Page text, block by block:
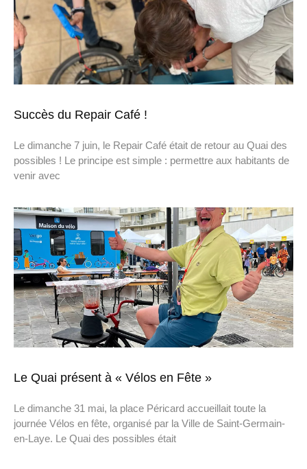
Succès du Repair Café !
Le dimanche 7 juin, le Repair Café était de retour au Quai des
possibles ! Le principe est simple : permettre aux habitants de
venir avec
Le Quai présent à « Vélos en Fête »
Le dimanche 31 mai, la place Péricard accueillait toute la
journée Vélos en fête, organisé par la Ville de Saint-Germain-
en-Laye. Le Quai des possibles était